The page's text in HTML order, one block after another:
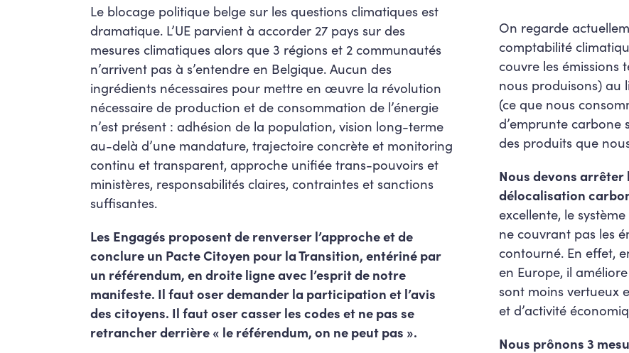
Le blocage politique belge sur les questions climatiques est
dramatique. L’UE parvient à accorder 27 pays sur des
mesures climatiques alors que 3 régions et 2 communautés
n’arrivent pas à s’entendre en Belgique. Aucun des
ingrédients nécessaires pour mettre en œuvre la révolution
nécessaire de production et de consommation de l’énergie
n’est présent : adhésion de la population, vision long-terme
au-delà d’une mandature, trajectoire concrète et monitoring
continu et transparent, approche unifiée trans-pouvoirs et
ministères, responsabilités claires, contraintes et sanctions
suffisantes.
Les Engagés proposent de renverser l’approche et de
conclure un Pacte Citoyen pour la Transition, entériné par
un référendum, en droite ligne avec l’esprit de notre
manifeste. Il faut oser demander la participation et l’avis
des citoyens. Il faut oser casser les codes et ne pas se
retrancher derrière « le référendum, on ne peut pas ».
On regarde
comptabilité
couvre les émissions
nous produisons) au
(ce que nous
d’emprunte carbone
des produits que
Nous devons
délocalisation
excellente, le
ne couvrant pas les
contourné. En effet,
en Europe, il
sont moins vertueux
et d’activité
Nous prônons 3